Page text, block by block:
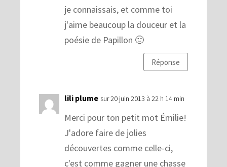
je connaissais, et comme toi
j'aime beaucoup la douceur et la
poésie de Papillon 🙂
Réponse
lili plume sur 20 juin 2013 à 22 h 14 min
Merci pour ton petit mot Émilie!
J'adore faire de jolies
découvertes comme celle-ci,
c'est comme gagner une chasse